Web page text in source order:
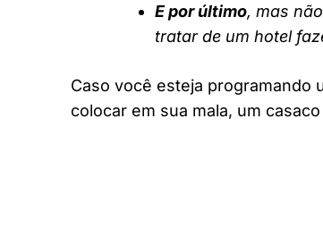
E por último, mas
tratar de um hotel
Caso você esteja programando
colocar em sua mala, um